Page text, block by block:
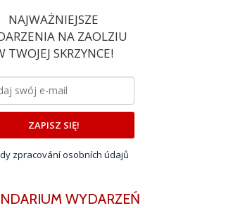
NAJWAŻNIEJSZE
NA ZAOLZIU
TWOJEJ SKRZYNCE!
ZAPISZ SIĘ!
zpracování osobních údajů
WYDARZEŃ